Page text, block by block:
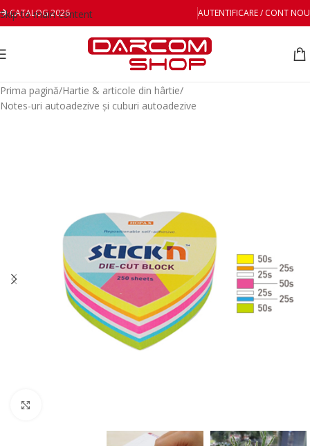
Skip to main content
CATALOG 2026 AUTENTIFICARE / CONT NOU
Prima pagină/Hartie & articole din hârtie/
Notes-uri autoadezive și cuburi autoadezive